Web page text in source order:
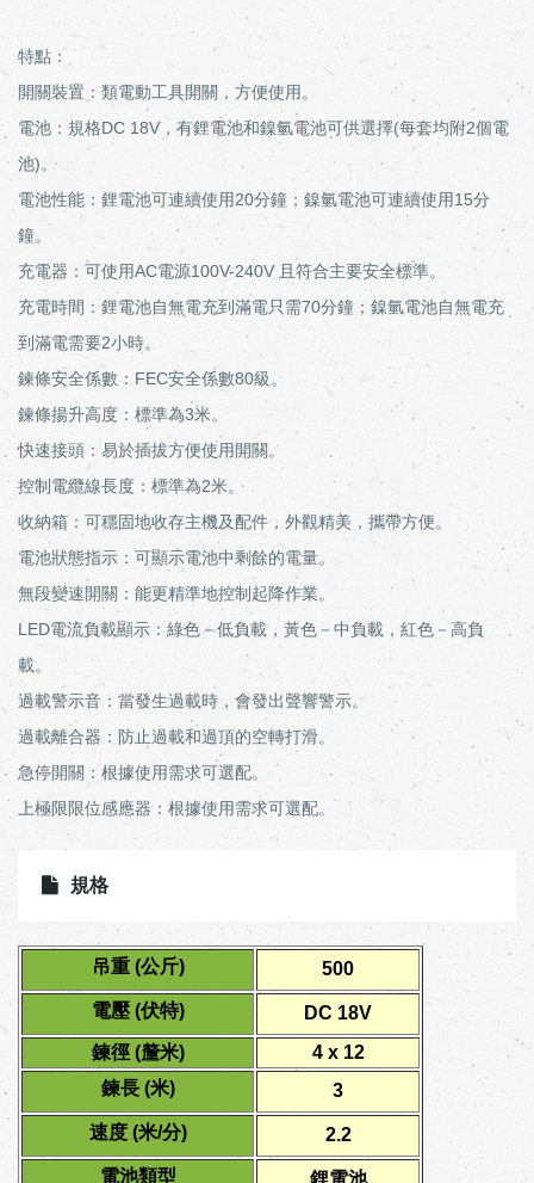
特點：
開關裝置：類電動工具開關，方便使用。
電池：規格DC 18V，有鋰電池和鎳氫電池可供選擇(每套均附2個電
池)。
電池性能：鋰電池可連續使用20分鐘；鎳氫電池可連續使用15分
鐘。
充電器：可使用AC電源100V-240V 且符合主要安全標準。
充電時間：鋰電池自無電充到滿電只需70分鐘；鎳氫電池自無電充
到滿電需要2小時。
鍊條安全係數：FEC安全係數80級。
鍊條揚升高度：標準為3米。
快速接頭：易於插拔方便使用開關。
控制電纜線長度：標準為2米。
收納箱：可穩固地收存主機及配件，外觀精美，攜帶方便。
電池狀態指示：可顯示電池中剩餘的電量。
無段變速開關：能更精準地控制起降作業。
LED電流負載顯示：綠色－低負載，黃色－中負載，紅色－高負
載。
過載警示音：當發生過載時，會發出聲響警示。
過載離合器：防止過載和過頂的空轉打滑。
急停開關：根據使用需求可選配。
上極限限位感應器：根據使用需求可選配。
規格
吊重 (公斤) 500
電壓 (伏特)
DC 18V
鍊徑 (釐米)
4 x 12
鍊長 (米)
3
速度 (米/分) 2.2
電池類型 鋰電池